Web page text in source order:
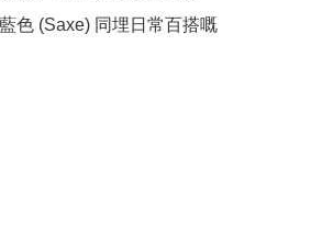
色 (Saxe) 同埋日常百搭嘅